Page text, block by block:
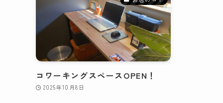
コワーキングスペースOPEN！
2025年10月8日